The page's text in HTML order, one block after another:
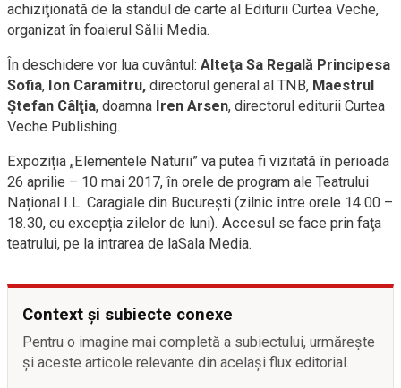
achiziţionată de la standul de carte al Editurii Curtea Veche,
organizat în foaierul Sălii Media.
În deschidere vor lua cuvântul: Alteţa Sa Regală Principesa
Sofia, Ion Caramitru, directorul general al TNB, Maestrul
Ştefan Câlţia, doamna Iren Arsen, directorul editurii Curtea
Veche Publishing.
Expoziția „Elementele Naturii” va putea fi vizitată în perioada
26 aprilie – 10 mai 2017, în orele de program ale Teatrului
Național I.L. Caragiale din București (zilnic între orele 14.00 –
18.30, cu excepția zilelor de luni). Accesul se face prin faţa
teatrului, pe la intrarea de laSala Media.
Context și subiecte conexe
Pentru o imagine mai completă a subiectului, urmărește
și aceste articole relevante din același flux editorial.